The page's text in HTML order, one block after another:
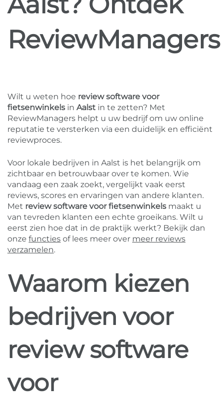
ReviewManagers
Wilt u weten hoe review software voor
fietsenwinkels in Aalst in te zetten? Met
ReviewManagers helpt u uw bedrijf om uw online
reputatie te versterken via een duidelijk en efficiënt
reviewproces.
Voor lokale bedrijven in Aalst is het belangrijk om
zichtbaar en betrouwbaar over te komen. Wie
vandaag een zaak zoekt, vergelijkt vaak eerst
reviews, scores en ervaringen van andere klanten.
Met review software voor fietsenwinkels maakt u
van tevreden klanten een echte groeikans. Wilt u
eerst zien hoe dat in de praktijk werkt? Bekijk dan
onze functies of lees meer over meer reviews
verzamelen.
Waarom kiezen
bedrijven voor
review software
voor